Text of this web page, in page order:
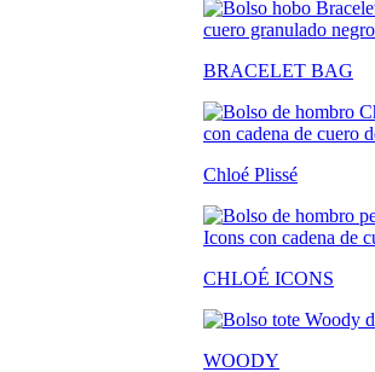
BRACELET BAG
Chloé Plissé
CHLOÉ ICONS
WOODY